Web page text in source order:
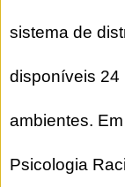
sistema de
disponíveis 24
ambientes.
Psicologia